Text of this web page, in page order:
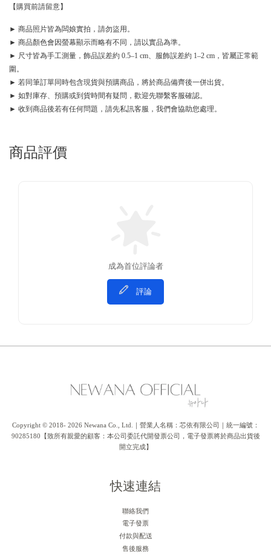
【購買前請留意】
► 商品照片皆為闆娘實拍，請勿盜用。
► 商品顏色會因螢幕顯示而略有不同，請以實品為準。
► 尺寸皆為手工測量，飾品誤差約 0.5–1 cm、服飾誤差約 1–2 cm，皆屬正常範
圍。
► 若同筆訂單同時包含現貨與預購商品，將於商品備齊後一併出貨。
► 如對庫存、預購或到貨時間有疑問，歡迎先聯繫客服確認。
► 收到商品後若有任何問題，請先私訊客服，我們會協助您處理。
商品評價
成為首位評論者
評論
Copyright © 2018- 2026 Newana Co., Ltd.｜營業人名稱：芯依有限公司｜統一編號：
90285180【致所有親愛的顧客：本公司委託代開發票公司，電子發票將於商品出貨後
開立完成】
快速連結
聯絡我們
電子發票
付款與配送
售後服務